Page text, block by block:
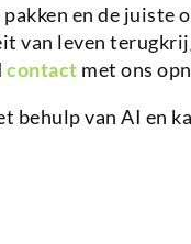
en de juiste
van leven
contact met ons
behulp van AI en